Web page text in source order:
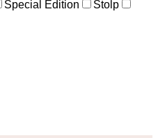
Special Edition
Stolp